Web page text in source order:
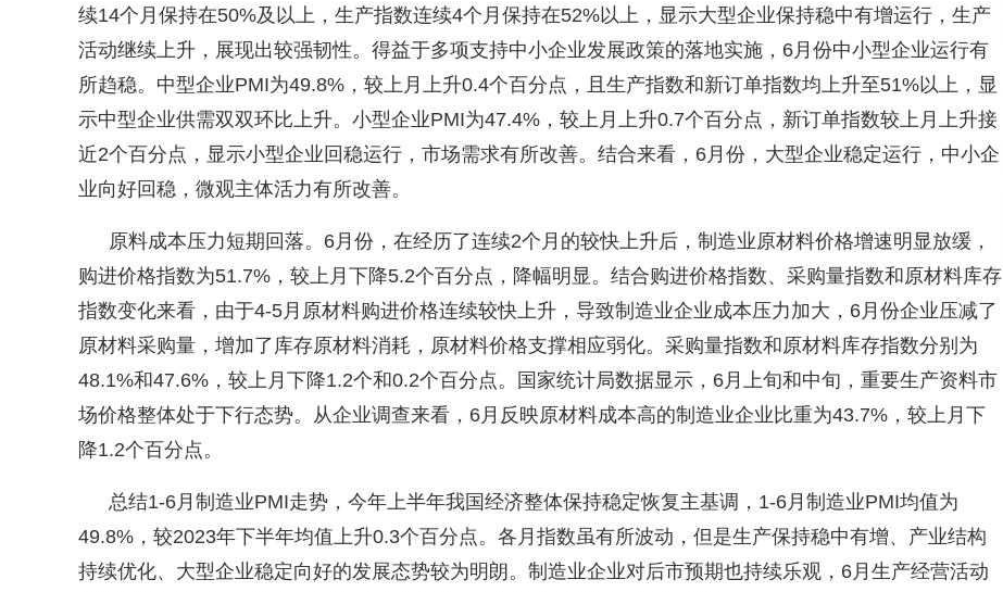
续14个月保持在50%及以上，生产指数连续4个月保持在52%以上，显示大型企业保持稳中有增运行，生产
活动继续上升，展现出较强韧性。得益于多项支持中小企业发展政策的落地实施， 6月份中小型企业运行有
所趋稳。中型企业PMI为49.8% ，较上月上升0.4个百分点，且生产指数和新订单指数均上升至51%以上，显
示中型企业供需双双环比上升。小型企业PMI为47.4% ，较上月上升0.7个百分点，新订单指数较上月上升接
近2个百分点，显示小型企业回稳运行，市场需求有所改善。结合来看， 6月份，大型企业稳定运行，中小企
业向好回稳，微观主体活力有所改善。
原料成本压力短期回落。 6月份，在经历了连续2个月的较快上升后，制造业原材料价格增速明显放缓，
购进价格指数为51.7% ，较上月下降5.2个百分点，降幅明显。结合购进价格指数、采购量指数和原材料库存
指数变化来看，由于4-5月原材料购进价格连续较快上升，导致制造业企业成本压力加大， 6月份企业压减了
原材料采购量，增加了库存原材料消耗，原材料价格支撑相应弱化。采购量指数和原材料库存指数分别为
48.1%和47.6% ，较上月下降1.2个和0.2个百分点。国家统计局数据显示， 6月上旬和中旬，重要生产资料市
场价格整体处于下行态势。从企业调查来看， 6月反映原材料成本高的制造业企业比重为43.7% ，较上月下
降1.2个百分点。
总结1-6月制造业PMI走势，今年上半年我国经济整体保持稳定恢复主基调， 1-6月制造业PMI均值为
49.8% ，较2023年下半年均值上升0.3个百分点。各月指数虽有所波动，但是生产保持稳中有增、产业结构
持续优化、大型企业稳定向好的发展态势较为明朗。制造业企业对后市预期也持续乐观， 6月生产经营活动